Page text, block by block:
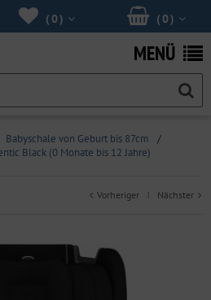
(0 )
(0 )
MENÜ
Babyschale von Geburt bis 87cm
/
Black (0 Monate bis 12 Jahre)
Vorheriger | Nächster